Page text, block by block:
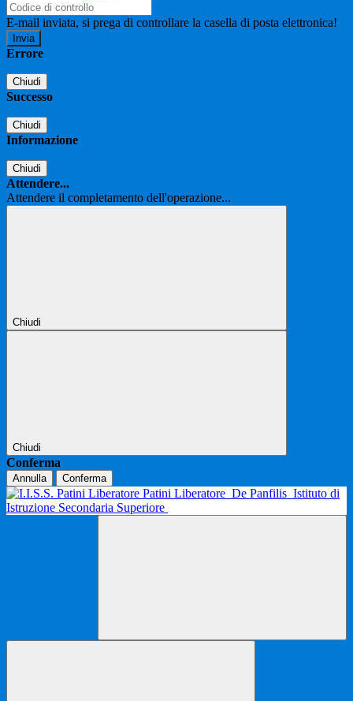
E-mail inviata, si prega di controllare la casella di posta elettronica!
Errore
Chiudi
Successo
Chiudi
Informazione
Chiudi
Attendere...
Attendere il completamento dell'operazione...
Chiudi
Chiudi
Conferma
Annulla Conferma
Patini Liberatore De Panfilis Istituto di
Istruzione Secondaria Superiore